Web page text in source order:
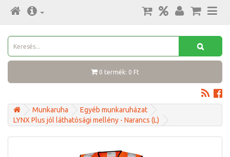
0 termék: 0 Ft
Munkaruha
Egyéb munkaruházat
LYNX Plus jól láthatósági mellény - Narancs (L)